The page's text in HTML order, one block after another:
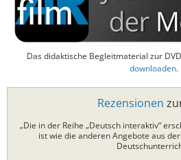
Das didaktische Begleitmaterial zur
downloaden.
Rezensionen
„Die in der Reihe „Deutsch interaktiv“
ist wie die anderen Angebote aus